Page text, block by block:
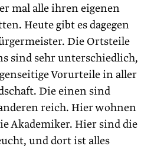
mal alle ihren eigenen
Heute gibt es dagegen
Die Ortsteile
sind sehr unterschiedlich,
Vorurteile in aller
Die einen sind
reich. Hier wohnen
Akademiker. Hier sind die
und dort ist alles